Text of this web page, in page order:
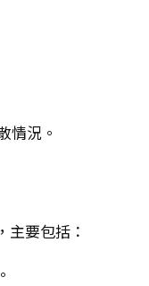
情況。
要包括：